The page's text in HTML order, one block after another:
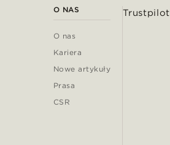
O NAS
O nas
Kariera
Nowe artykuły
Prasa
CSR
Trustpilot